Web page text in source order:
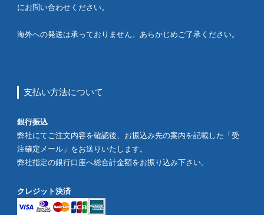
にお問い合わせください。
海外への発送は承っておりません。あらかじめご了承ください。
支払い方法について
銀行振込
弊社にてご注文内容を確認後、お振込み先の案内を記載した「受
注確定メール」をお送りいたします。
弊社指定の銀行口座へ総合計金額をお振り込み下さい。
クレジット決済